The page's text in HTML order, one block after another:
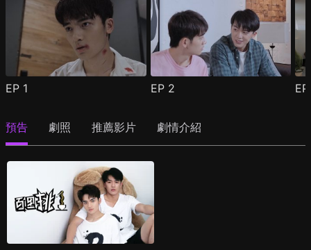
EP 1 EP 2
預告 劇照 推薦影片 劇情介紹